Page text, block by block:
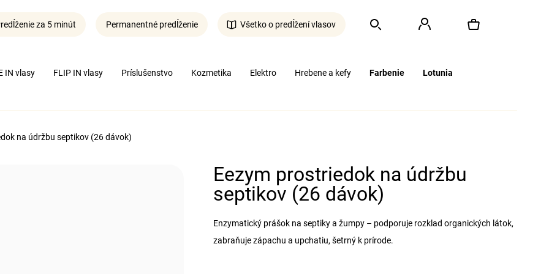
IN vlasy FLIP IN vlasy Príslušenstvo Kozmetika Elektro Hrebene a kefy Farbenie Lotunia
za 5 minút Permanentné predĺženie Všetko o predĺžení vlasov
Hľadať Prihlásenie
na údržbu septikov (26 dávok)
Eezym prostriedok na údržbu
septikov (26 dávok)
Enzymatický prášok na septiky a žumpy – podporuje rozklad organických látok,
zabraňuje zápachu a upchatiu, šetrný k prírode.
Čo potrebujete nájsť?